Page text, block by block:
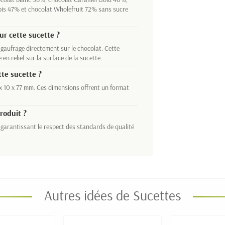
47% et chocolat Wholefruit 72% sans sucre
cette sucette ?
directement sur le chocolat. Cette
relief sur la surface de la sucette.
sucette ?
x 77 mm. Ces dimensions offrent un format
?
le respect des standards de qualité
Autres idées de Sucettes